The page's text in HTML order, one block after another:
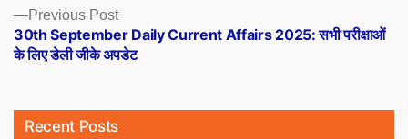
Previous PostPrevious
post:
30th September Daily Current Affairs 2025: सभी परीक्षाओं
के लिए डेली जीके अपडेट
Recent Posts